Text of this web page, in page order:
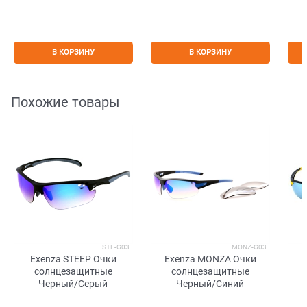
В КОРЗИНУ В КОРЗИНУ
Похожие товары
STE-G03
Exenza STEEP Очки
солнцезащитные
Черный/Серый
MONZ-G03
Exenza MONZA Очки
солнцезащитные
Черный/Синий